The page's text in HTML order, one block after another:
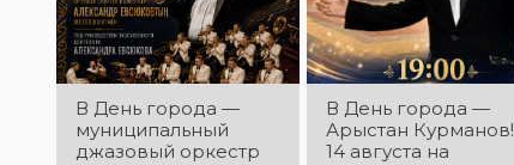
В День города —
муниципальный
джазовый оркестр
В День города —
Арыстан Курманов!
14 августа на